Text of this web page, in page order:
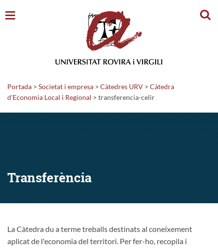
Portada > Societat i empresa > Càtedres URV > Càtedra
d'Economia Local i Regional > transferencia-celir
Transferència
La Càtedra du a terme treballs destinats al coneixement
aplicat de l'economia del territori. Per fer-ho, recopila i